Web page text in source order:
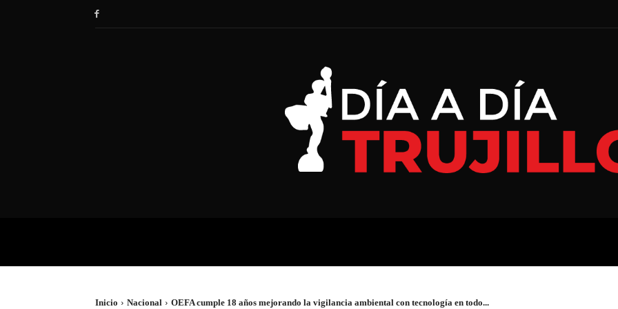
Inicio Nacional OEFA cumple 18 años mejorando la vigilancia ambiental con tecnología en todo...